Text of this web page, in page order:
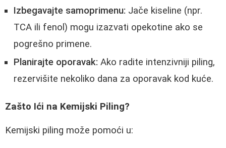
Izbegavajte samoprimenu: Jače kiseline (npr.
TCA ili fenol) mogu izazvati opekotine ako se
pogrešno primene.
Planirajte oporavak: Ako radite intenzivniji piling,
rezervišite nekoliko dana za oporavak kod kuće.
Zašto Ići na Kemijski Piling?
Kemijski piling može pomoći u: